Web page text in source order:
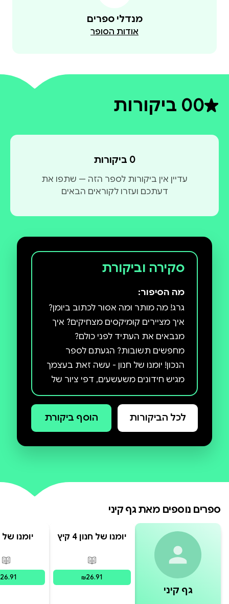
מנדלי ספרים
אודות הסופר
0דירוג ממוצע 0 מתוך 5
0 ביקורות
0 ביקורות
עדיין אין ביקורות לספר הזה — שתפו את
דעתכם ועזרו לקוראים הבאים
סקירה וביקורת
מה הסיפור:
גרג! מה מותר ומה אסור לכתוב ביומן?
איך מציירים קומיקסים מצחיקים? איך
מנבאים את העתיד לפני כולם?
מחפשים תשובות? הגעתם לספר
הנכון! יומנו של חנון - עשה זאת בעצמך
מגיש חידונים משעשעים, דפי ציור של
קומיקסים כמיטב המסורת של ספרי
יומנו של חנון ועוד המון הפתעות שרק
ג'ף קיני יכול להמציא. כשתסיימו לפתור
בטוח, כי כשתהיו עשירים ומפורסמים
לכל הביקורות הוסף ביקורת
ספרים נוספים מאתגף קיני
גף קיני
יומנו של חנון 4 קיץ
פורמטים זמינים
מודפס
₪26.91
26.91